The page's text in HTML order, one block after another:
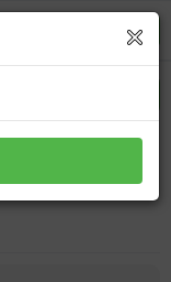
Örtüsü